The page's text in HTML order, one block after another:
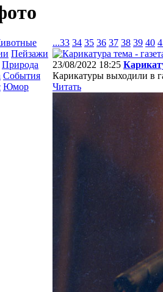
Пейзажи
Природа
События
Юмор
...33 34 35 36 37 38 39 40
23/08/2022 18:25
Карикатуры выходили в
Читать